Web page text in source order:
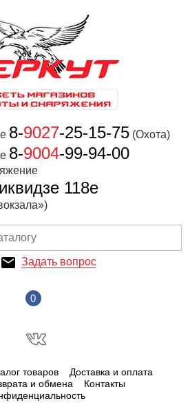
8-9027-25-15-75 (Охота)
8-9004-99-94-00
118е
Задать вопрос
0
товаров
Доставка и оплата
и обмена
Контакты